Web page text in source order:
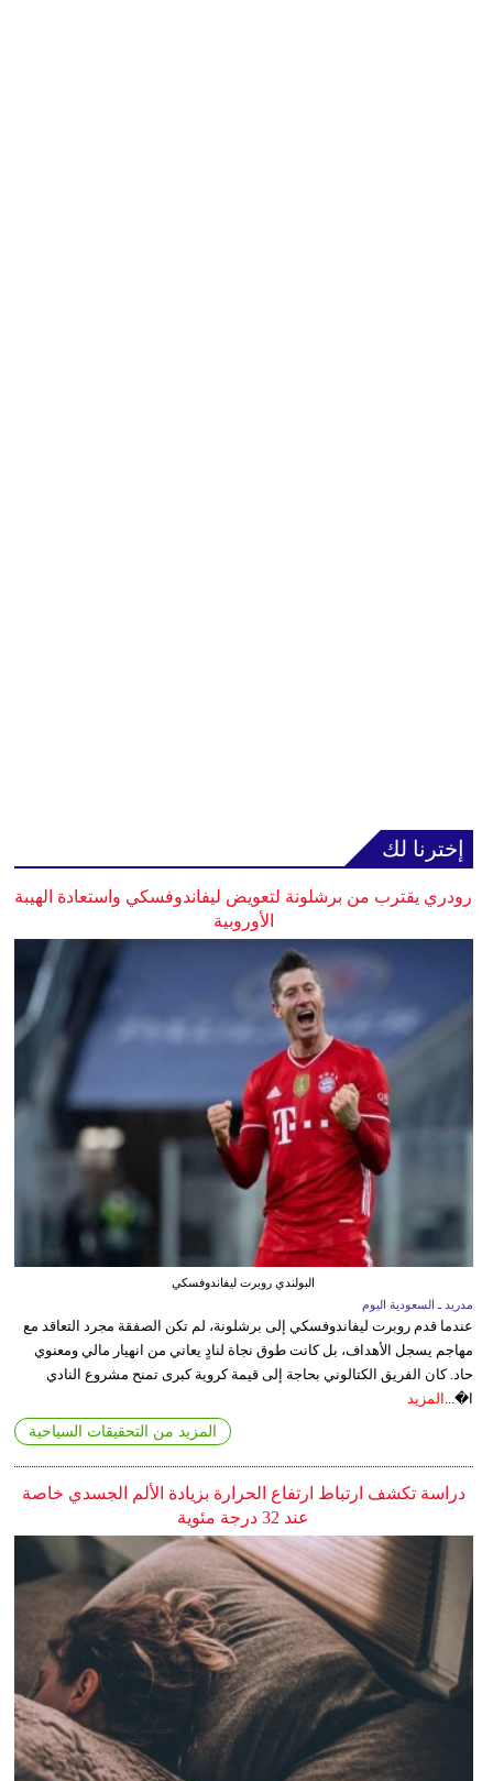
إخترنا لك
رودري يقترب من برشلونة لتعويض ليفاندوفسكي واستعادة الهيبة
الأوروبية
البولندي روبرت ليفاندوفسكي
مدريد ـ السعودية اليوم
عندما قدم روبرت ليفاندوفسكي إلى برشلونة، لم تكن الصفقة مجرد التعاقد مع
مهاجم يسجل الأهداف، بل كانت طوق نجاة لنادٍ يعاني من انهيار مالي ومعنوي
حاد. كان الفريق الكتالوني بحاجة إلى قيمة كروية كبرى تمنح مشروع النادي
ا�... المزيد
المزيد من التحقيقات السياحية
دراسة تكشف ارتباط ارتفاع الحرارة بزيادة الألم الجسدي خاصة
عند 32 درجة مئوية